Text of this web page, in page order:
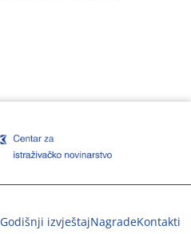
Godišnji izvještajNagradeKontakti